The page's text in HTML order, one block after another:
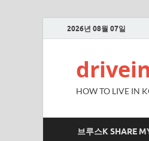
2026년 08월 07일
HOW TO LIVE IN
브루스K SHARE